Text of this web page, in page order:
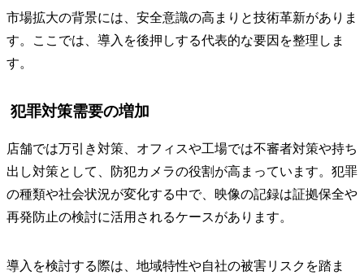
市場拡大の背景には、安全意識の高まりと技術革新がありま
す。ここでは、導入を後押しする代表的な要因を整理しま
す。
犯罪対策需要の増加
店舗では万引き対策、オフィスや工場では不審者対策や持ち
出し対策として、防犯カメラの役割が高まっています。犯罪
の種類や社会状況が変化する中で、映像の記録は証拠保全や
再発防止の検討に活用されるケースがあります。
導入を検討する際は、地域特性や自社の被害リスクを踏ま